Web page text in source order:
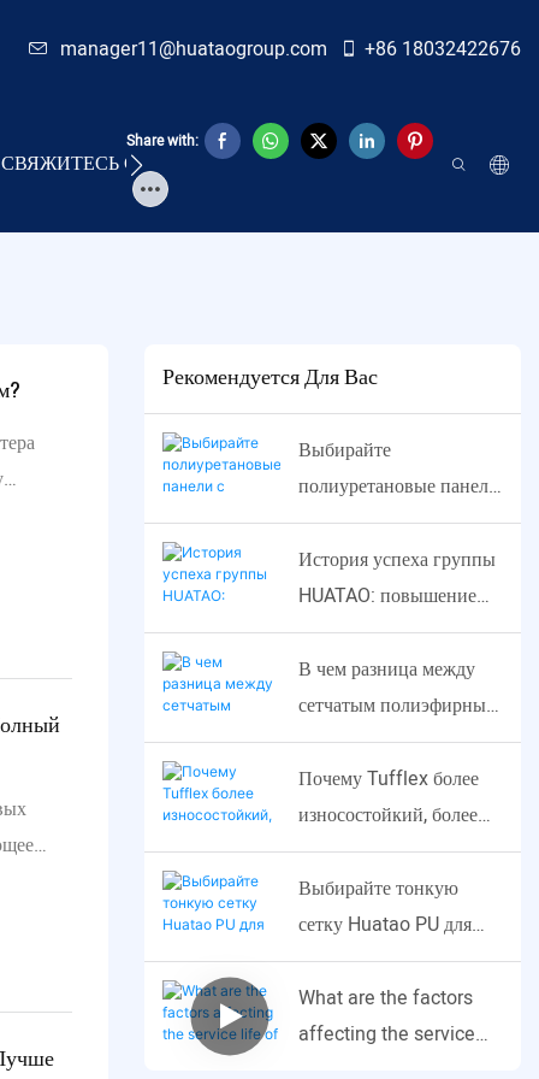
manager11@huataogroup.com +86 18032422676
СВЯЖИТЕСЬ С НАМИ RAQ PU SCREEN
Share with:
Рекомендуется Для Вас
Выбирайте
полиуретановые панели
с тонкими сетками
Huatao PU для вашего
высокочастотного
станка и экономьте
деньги.
История успеха группы
HUATAO: повышение
эффективности
переработки фосфатной
руды с помощью
индивидуальных
полиуретановых сит
В чем разница между
сетчатым полиэфирным
и сетчатым
проволочным экраном?
Почему Tufflex более
износостойкий, более
простой в замене, более
бесшумный?
Выбирайте тонкую
сетку Huatao PU для
вашего дробильно-
сортировочного станка,
чтобы сэкономить
What are the factors
affecting the service